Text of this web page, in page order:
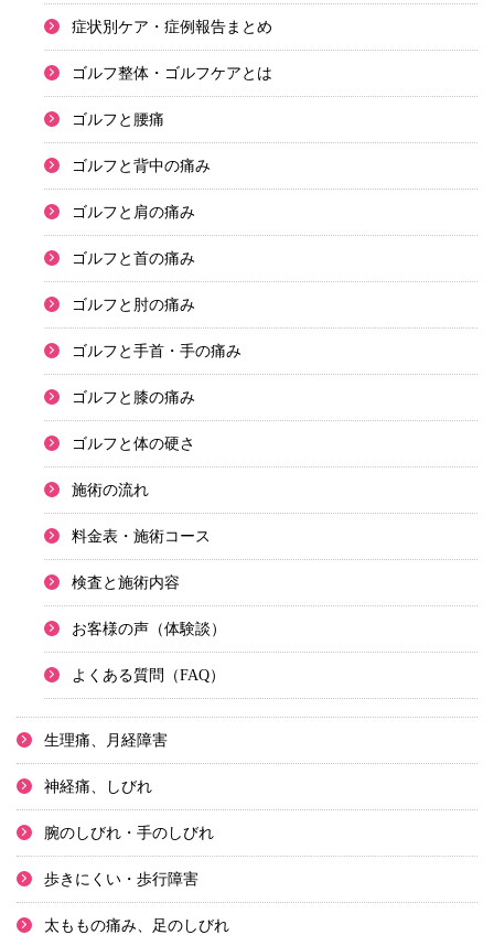
症状別ケア・症例報告まとめ
ゴルフ整体・ゴルフケアとは
ゴルフと腰痛
ゴルフと背中の痛み
ゴルフと肩の痛み
ゴルフと首の痛み
ゴルフと肘の痛み
ゴルフと手首・手の痛み
ゴルフと膝の痛み
ゴルフと体の硬さ
施術の流れ
料金表・施術コース
検査と施術内容
お客様の声（体験談）
よくある質問（FAQ）
生理痛、月経障害
神経痛、しびれ
腕のしびれ・手のしびれ
歩きにくい・歩行障害
太ももの痛み、足のしびれ